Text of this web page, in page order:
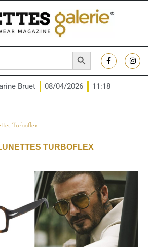
SEARCH BUTTON
Bruet 08/04/2026 11:18
Turboflex
TURBOFLEX